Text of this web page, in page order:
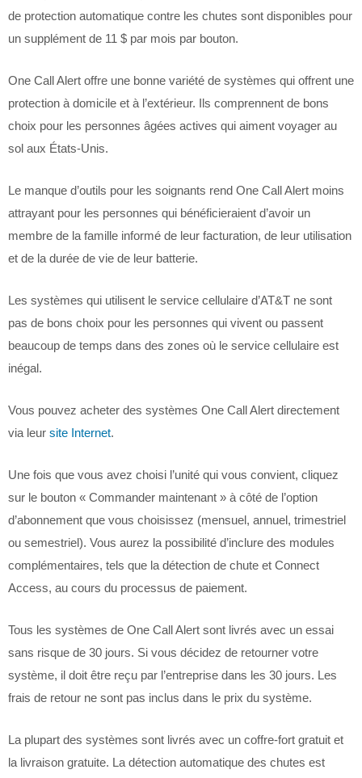
de protection automatique contre les chutes sont disponibles pour
un supplément de 11 $ par mois par bouton.
One Call Alert offre une bonne variété de systèmes qui offrent une
protection à domicile et à l’extérieur. Ils comprennent de bons
choix pour les personnes âgées actives qui aiment voyager au
sol aux États-Unis.
Le manque d’outils pour les soignants rend One Call Alert moins
attrayant pour les personnes qui bénéficieraient d’avoir un
membre de la famille informé de leur facturation, de leur utilisation
et de la durée de vie de leur batterie.
Les systèmes qui utilisent le service cellulaire d’AT&T ne sont
pas de bons choix pour les personnes qui vivent ou passent
beaucoup de temps dans des zones où le service cellulaire est
inégal.
Vous pouvez acheter des systèmes One Call Alert directement
via leur site Internet.
Une fois que vous avez choisi l’unité qui vous convient, cliquez
sur le bouton « Commander maintenant » à côté de l’option
d’abonnement que vous choisissez (mensuel, annuel, trimestriel
ou semestriel). Vous aurez la possibilité d’inclure des modules
complémentaires, tels que la détection de chute et Connect
Access, au cours du processus de paiement.
Tous les systèmes de One Call Alert sont livrés avec un essai
sans risque de 30 jours. Si vous décidez de retourner votre
système, il doit être reçu par l’entreprise dans les 30 jours. Les
frais de retour ne sont pas inclus dans le prix du système.
La plupart des systèmes sont livrés avec un coffre-fort gratuit et
la livraison gratuite. La détection automatique des chutes est